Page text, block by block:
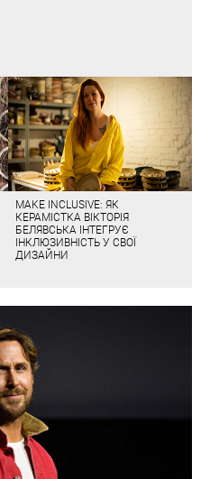
MAKE INCLUSIVE: ЯК
КЕРАМІСТКА ВІКТОРІЯ
БЕЛЯВСЬКА ІНТЕГРУЄ
ІНКЛЮЗИВНІСТЬ У СВОЇ
ДИЗАЙНИ